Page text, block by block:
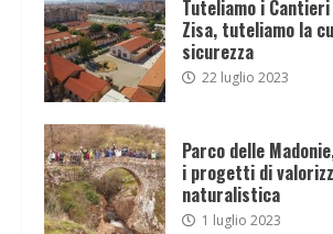
Tuteliamo i
Zisa, tuteliamo la
sicurezza
22 luglio 2023
Parco delle
i progetti di
naturalistica
1 luglio 2023